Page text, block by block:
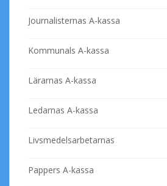
Journalisternas A-kassa
Kommunals A-kassa
Lärarnas A-kassa
Ledarnas A-kassa
Livsmedelsarbetarnas
Pappers A-kassa